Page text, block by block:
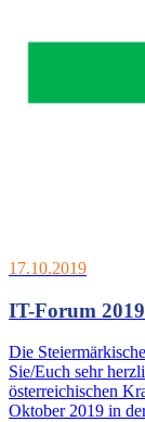
17.10.2019
IT-Forum 2019
Die
Sie/Euch sehr
österreichischen
Oktober 2019 in